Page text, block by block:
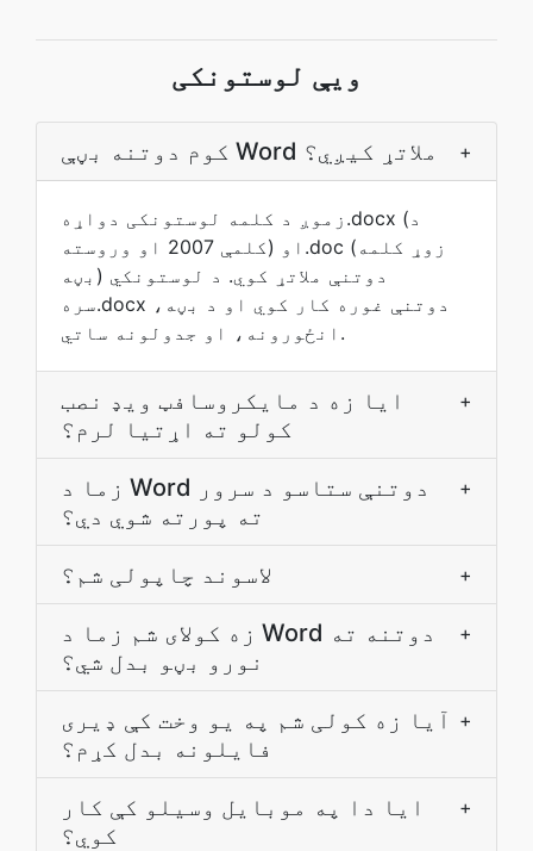
ويې لوستونکی
کوم دوتنه بڼې Word ملاتړ کیږي؟ +
زموږ د کلمه لوستونکی دواړه.docx (د
کلمې 2007 او وروسته) او.doc (زوړ کلمه
بڼه) دوتنې ملاتړ کوي. د لوستونکي
سره.docx دوتنې غوره کار کوي او د بڼه،
انځورونه، او جدولونه ساتي.
ایا زه د مایکروسافټ ویډ نصب
کولو ته اړتیا لرم؟
+
زما د Word دوتنې ستاسو د سرور
ته پورته شوي دي؟
+
لاسوند چاپولی شم؟ +
زه کولای شم زما د Word دوتنه ته
نورو بڼو بدل شي؟
+
آیا زه کولی شم په یو وخت کې ډیری
فایلونه بدل کړم؟
+
ایا دا په موبایل وسیلو کې کار
کوي؟
+